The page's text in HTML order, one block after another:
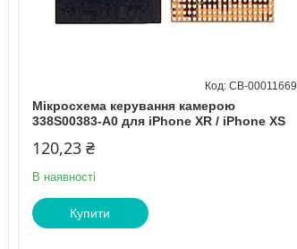
Мікросхема керування камерою
338S00383-A0 для iPhone XR / iPhone XS
CB-00011669
120,23 ₴
В наявності
Купити